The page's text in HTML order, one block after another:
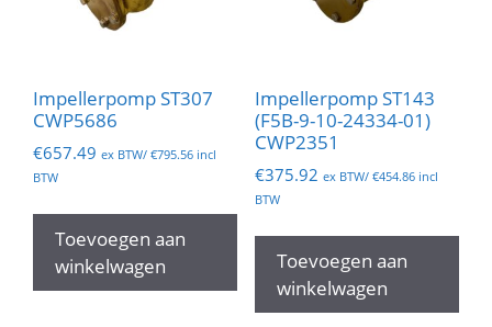
Impellerpomp ST307
CWP5686
€657.49 ex BTW/ €795.56 incl
BTW
Toevoegen aan
winkelwagen
Impellerpomp ST143
(F5B-9-10-24334-01)
CWP2351
€375.92 ex BTW/ €454.86incl
BTW
Toevoegen aan
winkelwagen